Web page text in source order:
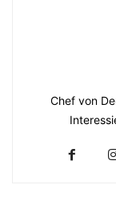
Chef von